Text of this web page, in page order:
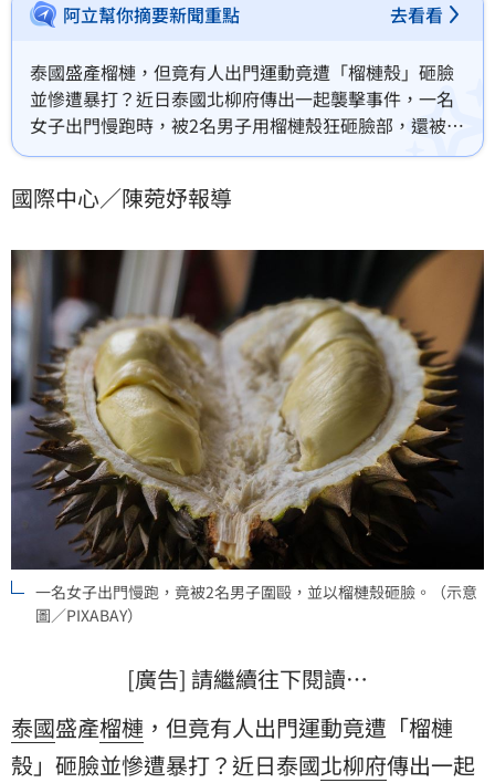
阿立幫你摘要新聞重點 去看看
泰國盛產榴槤，但竟有人出門運動竟遭「榴槤殼」砸臉
並慘遭暴打？近日泰國北柳府傳出一起襲擊事件，一名
女子出門慢跑時，被2名男子用榴槤殼狂砸臉部，還被拳
打腳踢。
國際中心／陳菀妤報導
一名女子出門慢跑，竟被2名男子圍毆，並以榴槤殼砸臉。（示意
圖／PIXABAY）
[廣告] 請繼續往下閱讀…
泰國盛產榴槤 ，但竟有人出門運動竟遭「榴槤
殼」砸臉並慘遭暴打？近日泰國北柳府傳出一起